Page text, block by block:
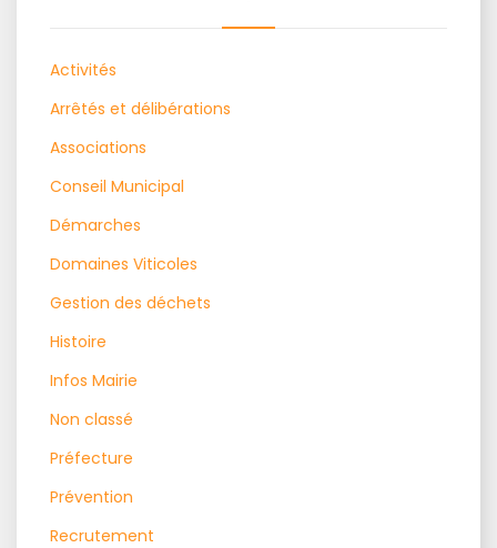
Activités
Arrêtés et délibérations
Associations
Conseil Municipal
Démarches
Domaines Viticoles
Gestion des déchets
Histoire
Infos Mairie
Non classé
Préfecture
Prévention
Recrutement